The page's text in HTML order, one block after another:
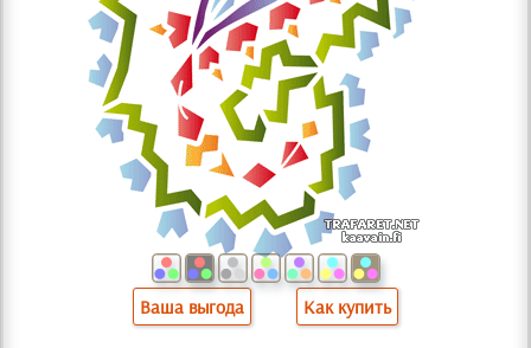
Ваша выгода Как купить